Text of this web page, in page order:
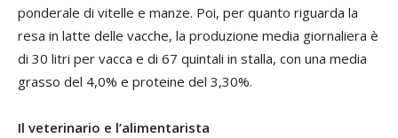
ponderale di vitelle e manze. Poi, per quanto riguarda la
resa in latte delle vacche, la produzione media giornaliera è
di 30 litri per vacca e di 67 quintali in stalla, con una media
grasso del 4,0% e proteine del 3,30%.
Il veterinario e l’alimentarista